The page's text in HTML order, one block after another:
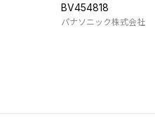
BV454818
パナソニック株式会社